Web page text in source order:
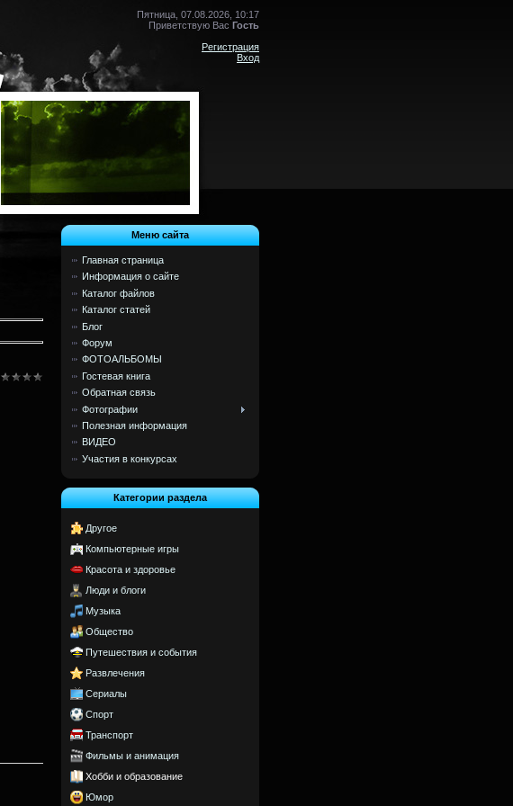
Пятница, 07.08.2026, 10:17
Приветствую Вас Гость
Регистрация
Вход
Меню сайта
Главная страница
Информация о сайте
Каталог файлов
Каталог статей
Блог
Форум
ФОТОАЛЬБОМЫ
Гостевая книга
Обратная связь
Фотографии
Полезная информация
ВИДЕО
Участия в конкурсах
Категории раздела
Другое
Компьютерные игры
Красота и здоровье
Люди и блоги
Музыка
Общество
Путешествия и события
Развлечения
Сериалы
Спорт
Транспорт
Фильмы и анимация
Хобби и образование
Юмор